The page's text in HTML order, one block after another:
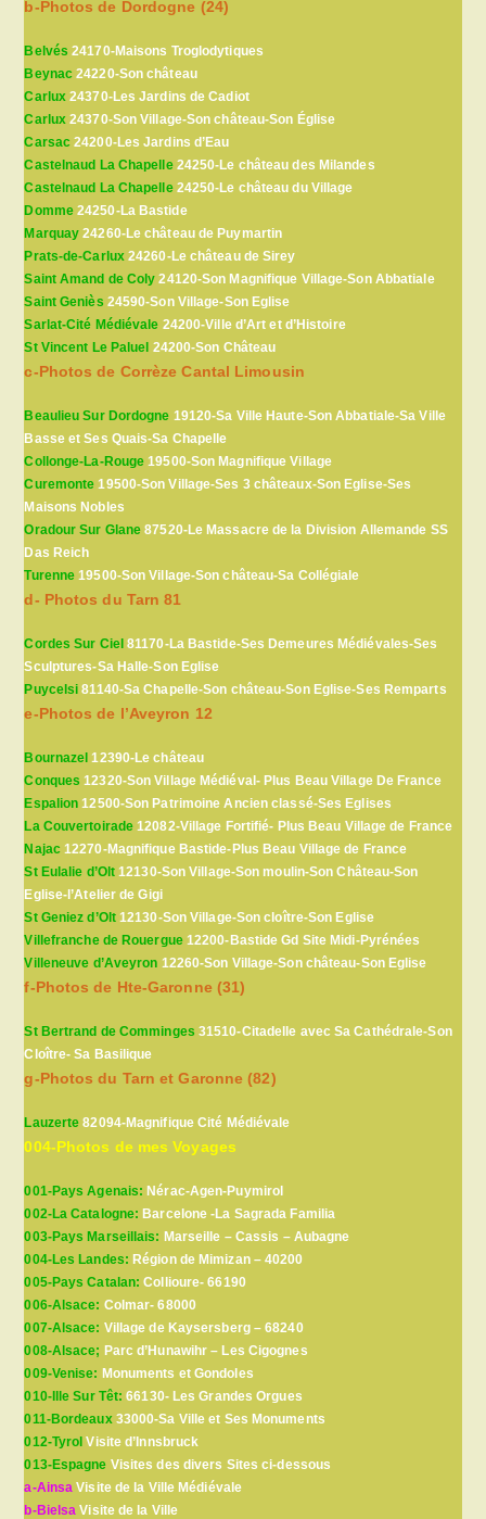
b-Photos de Dordogne (24)
Belvés 24170-Maisons Troglodytiques
Beynac 24220-Son château
Carlux 24370-Les Jardins de Cadiot
Carlux 24370-Son Village-Son château-Son Église
Carsac 24200-Les Jardins d’Eau
Castelnaud La Chapelle24250-Le château des Milandes
Castelnaud La Chapelle24250-Le château du Village
Domme24250-La Bastide
Marquay 24260-Le château de Puymartin
Prats-de-Carlux24260-Le château de Sirey
Saint Amand de Coly 24120-Son Magnifique Village-Son Abbatiale
Saint Geniès 24590-Son Village-Son Eglise
Sarlat-Cité Médiévale 24200-Ville d’Art et d’Histoire
St Vincent Le Paluel 24200-Son Château
c-Photos de Corrèze Cantal Limousin
Beaulieu Sur Dordogne 19120-Sa Ville Haute-Son Abbatiale-Sa Ville
Basse et Ses Quais-Sa Chapelle
Collonge-La-Rouge 19500-Son Magnifique Village
Curemonte 19500-Son Village-Ses 3 châteaux-Son Eglise-Ses
Maisons Nobles
Oradour Sur Glane 87520-Le Massacre de la Division Allemande SS
Das Reich
Turenne 19500-Son Village-Son château-Sa Collégiale
d- Photos du Tarn 81
Cordes Sur Ciel81170-La Bastide-Ses Demeures Médiévales-Ses
Sculptures-Sa Halle-Son Eglise
Puycelsi 81140-Sa Chapelle-Son château-Son Eglise-Ses Remparts
e-Photos de l’Aveyron 12
Bournazel 12390-Le château
Conques 12320-Son Village Médiéval- Plus Beau Village De France
Espalion 12500-Son Patrimoine Ancien classé-Ses Eglises
La Couvertoirade 12082-Village Fortifié- Plus Beau Village de France
Najac12270-Magnifique Bastide-Plus Beau Village de France
St Eulalie d’Olt 12130-Son Village-Son moulin-Son Château-Son
Eglise-l’Atelier de Gigi
St Geniez d’Olt12130-Son Village-Son cloître-Son Eglise
Villefranche de Rouergue12200-Bastide Gd Site Midi-Pyrénées
Villeneuve d’Aveyron 12260-Son Village-Son château-Son Eglise
f-Photos de Hte-Garonne (31)
St Bertrand de Comminges 31510-Citadelle avec Sa Cathédrale-Son
Cloître- Sa Basilique
g-Photos du Tarn et Garonne (82)
Lauzerte 82094-Magnifique Cité Médiévale
004-Photos de mes Voyages
001-Pays Agenais: Nérac-Agen-Puymirol
002-La Catalogne:Barcelone -La Sagrada Familia
003-Pays Marseillais: Marseille – Cassis – Aubagne
004-Les Landes:Région de Mimizan – 40200
005-Pays Catalan:Collioure- 66190
006-Alsace: Colmar- 68000
007-Alsace: Village de Kaysersberg – 68240
008-Alsace; Parc d’Hunawihr – Les Cigognes
009-Venise: Monuments et Gondoles
010-Ille Sur Têt:66130- Les Grandes Orgues
011-Bordeaux33000-Sa Ville et Ses Monuments
012-Tyrol Visite d’Innsbruck
013-Espagne Visites des divers Sites ci-dessous
a-Ainsa Visite de la Ville Médiévale
b-Bielsa Visite de la Ville